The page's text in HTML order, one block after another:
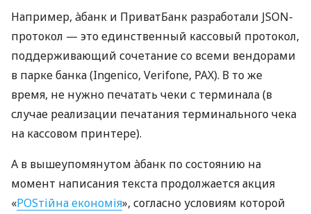
Например, àбанк и ПриватБанк разработали JSON-
протокол — это единственный кассовый протокол,
поддерживающий сочетание со всеми вендорами
в парке банка (Ingenico, Verifone, PAX). В то же
время, не нужно печатать чеки с терминала (в
случае реализации печатания терминального чека
на кассовом принтере).
А в вышеупомянутом àбанк по состоянию на
момент написания текста продолжается акция
«POSтійна економія», согласно условиям которой